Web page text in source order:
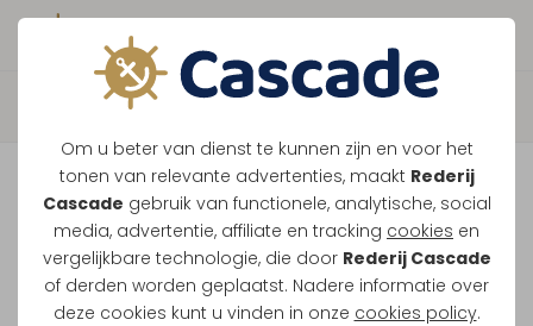
Om u beter van dienst te kunnen zijn en voor het
tonen van relevante advertenties, maakt Rederij
Cascade gebruik van functionele, analytische, social
media, advertentie, affiliate en tracking cookies en
vergelijkbare technologie, die door Rederij Cascade
of derden worden geplaatst. Nadere informatie over
deze cookies kunt u vinden in onze cookies policy.
Boek direct je vaart
Vaar je mee over de
Maasplassen?
Ondanks de lage waterstanden gaan
onze vaarten gewoon door.